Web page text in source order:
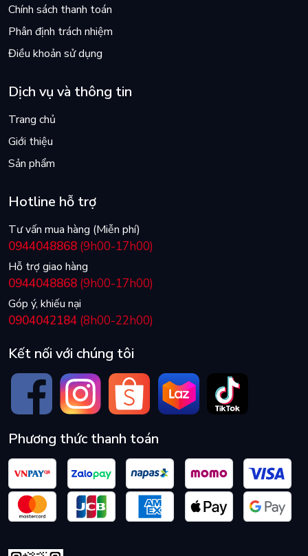
Chính sách thanh toán
Phân định trách nhiệm
Điều khoản sử dụng
Dịch vụ và thông tin
Trang chủ
Giới thiệu
Sản phẩm
Hotline hỗ trợ
Tư vấn mua hàng (Miễn phí)
0944048868 (9h00-17h00)
Hỗ trợ giao hàng
0944048868 (9h00-17h00)
Góp ý, khiếu nại
0904042184 (8h00-22h00)
Kết nối với chúng tôi
Phương thức thanh toán